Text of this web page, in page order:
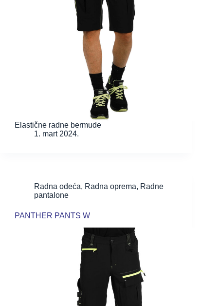
Elastične radne bermude
1. mart 2024.
Radna odeća, Radna oprema, Radne
pantalone
PANTHER PANTS W